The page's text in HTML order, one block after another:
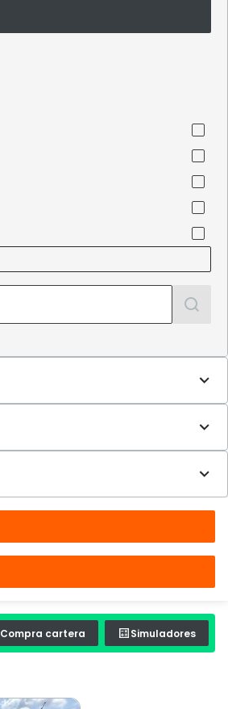
Compra cartera Simuladores